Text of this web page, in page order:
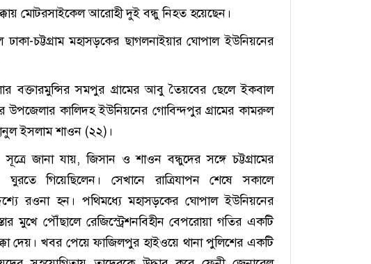
মোটরসাইকেল আরোহী দুই বন্ধু নিহত হয়েছেন।
চট্টগ্রাম মহাসড়কের ছাগলনাইয়ার ঘোপাল ইউনিয়নের
বক্তারমুন্সির সমপুর গ্রামের আবু তৈয়বের ছেলে ইকবাল
কালিদহ ইউনিয়নের গোবিন্দপুর গ্রামের কামরুল
ইসলাম শাওন (২২)।
জানা যায়, জিসান ও শাওন বন্ধুদের সঙ্গে চট্টগ্রামের
ঘুরতে গিয়েছিলেন। সেখানে রাত্রিযাপন শেষে সকালে
রওনা হন। পথিমধ্যে মহাসড়কের ঘোপাল ইউনিয়নের
মুখে পৌঁছালে রেজিস্ট্রেশনবিহীন বেপরোয়া গতির একটি
দেয়। খবর পেয়ে ফাজিলপুর হাইওয়ে থানা পুলিশের একটি